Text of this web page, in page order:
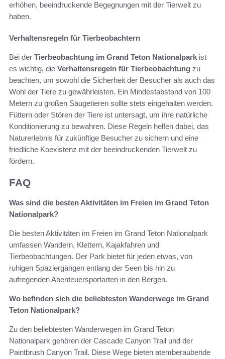
erhöhen, beeindruckende Begegnungen mit der Tierwelt zu
haben.
Verhaltensregeln für Tierbeobachtern
Bei der Tierbeobachtung im Grand Teton Nationalpark ist
es wichtig, die Verhaltensregeln für Tierbeobachtung zu
beachten, um sowohl die Sicherheit der Besucher als auch das
Wohl der Tiere zu gewährleisten. Ein Mindestabstand von 100
Metern zu großen Säugetieren sollte stets eingehalten werden.
Füttern oder Stören der Tiere ist untersagt, um ihre natürliche
Konditionierung zu bewahren. Diese Regeln helfen dabei, das
Naturerlebnis für zukünftige Besucher zu sichern und eine
friedliche Koexistenz mit der beeindruckenden Tierwelt zu
fördern.
FAQ
Was sind die besten Aktivitäten im Freien im Grand Teton
Nationalpark?
Die besten Aktivitäten im Freien im Grand Teton Nationalpark
umfassen Wandern, Klettern, Kajakfahren und
Tierbeobachtungen. Der Park bietet für jeden etwas, von
ruhigen Spaziergängen entlang der Seen bis hin zu
aufregenden Abenteuersportarten in den Bergen.
Wo befinden sich die beliebtesten Wanderwege im Grand
Teton Nationalpark?
Zu den beliebtesten Wanderwegen im Grand Teton
Nationalpark gehören der Cascade Canyon Trail und der
Paintbrush Canyon Trail. Diese Wege bieten atemberaubende